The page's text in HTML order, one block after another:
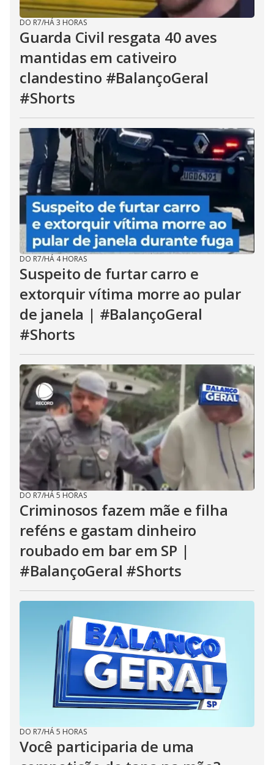
DO R7/HÁ 3 HORAS
Guarda Civil resgata 40 aves
mantidas em cativeiro
clandestino #BalançoGeral
#Shorts
DO R7/HÁ 4 HORAS
Suspeito de furtar carro e
extorquir vítima morre ao pular
de janela | #BalançoGeral
#Shorts
DO R7/HÁ 5 HORAS
Criminosos fazem mãe e filha
reféns e gastam dinheiro
roubado em bar em SP |
#BalançoGeral #Shorts
DO R7/HÁ 5 HORAS
Você participaria de uma